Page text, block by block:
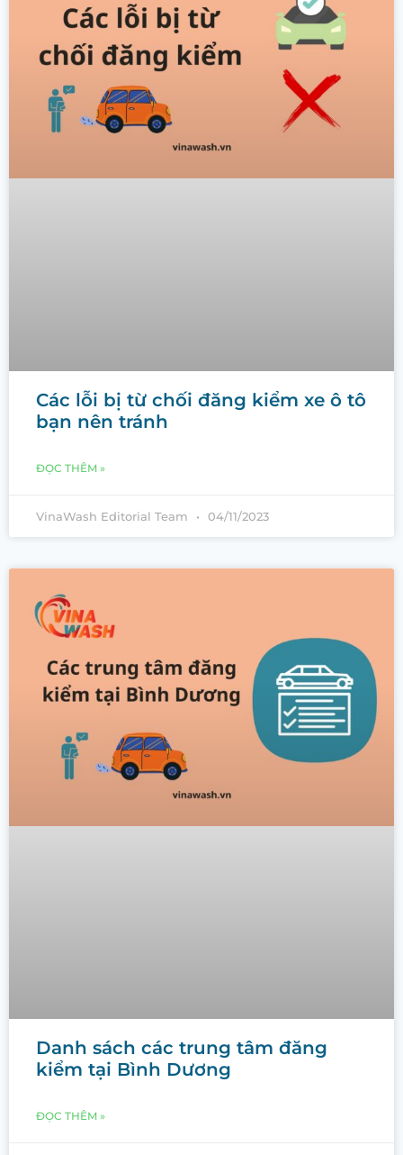
Các lỗi bị từ chối đăng kiểm xe ô tô
bạn nên tránh
ĐỌC THÊM »
VinaWash Editorial Team 04/11/2023
Danh sách các trung tâm đăng
kiểm tại Bình Dương
ĐỌC THÊM »